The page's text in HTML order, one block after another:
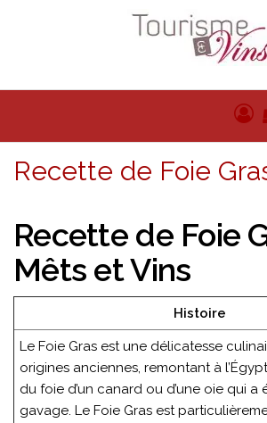
Tourisme et vins
Recette de Foie
Recette de Foie
Mêts et Vins
Histoire
Le Foie Gras est une délicatesse
origines anciennes, remontant à
du foie d’un canard ou d’une oie qui a
gavage. Le Foie Gras est